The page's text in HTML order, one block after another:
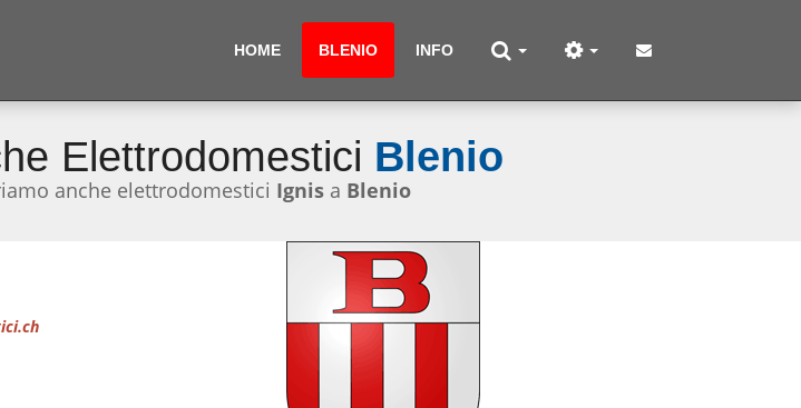
HOME BLENIO INFO
Elettrodomestici Blenio
anche elettrodomestici Ignisa Blenio